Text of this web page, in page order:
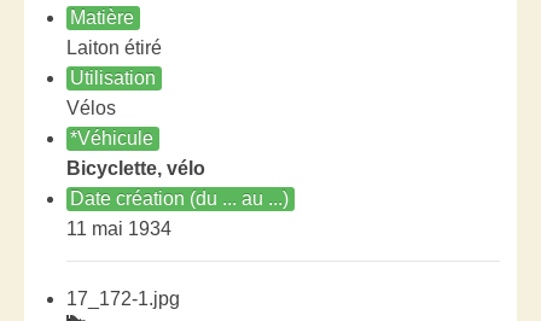
Matière
Laiton étiré
Utilisation
Vélos
*Véhicule
Bicyclette, vélo
Date création (du ... au ...)
11 mai 1934
17_172-1.jpg